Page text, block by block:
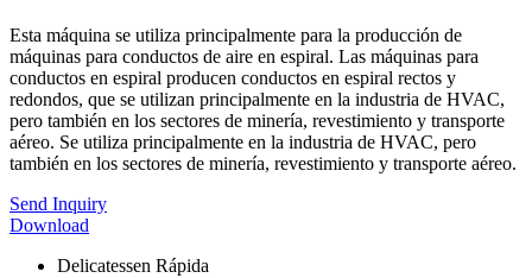
Esta máquina se utiliza principalmente para la producción de
máquinas para conductos de aire en espiral. Las máquinas para
conductos en espiral producen conductos en espiral rectos y
redondos, que se utilizan principalmente en la industria de HVAC,
pero también en los sectores de minería, revestimiento y transporte
aéreo. Se utiliza principalmente en la industria de HVAC, pero
también en los sectores de minería, revestimiento y transporte aéreo.
Send Inquiry
Download
Delicatessen Rápida